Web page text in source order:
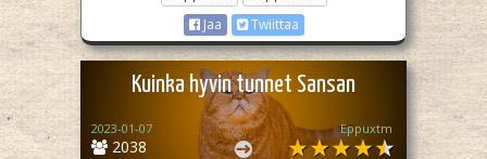
Jaa
Twiittaa
Kuinka hyvin tunnet Sansan
2038
2023-01-07 Eppuxtm